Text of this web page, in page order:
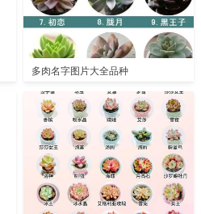
多肉名字图片大全品种